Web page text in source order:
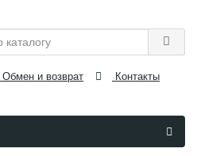
Обмен и возврат
Контакты